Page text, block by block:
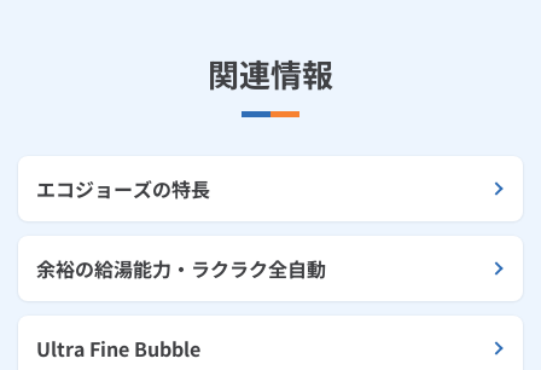
関連情報
エコジョーズの特長
余裕の給湯能力・ラクラク全自動
Ultra Fine Bubble